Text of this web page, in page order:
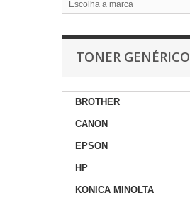
Escolha a marca
TONER GENÉRICO
BROTHER
CANON
EPSON
HP
KONICA MINOLTA